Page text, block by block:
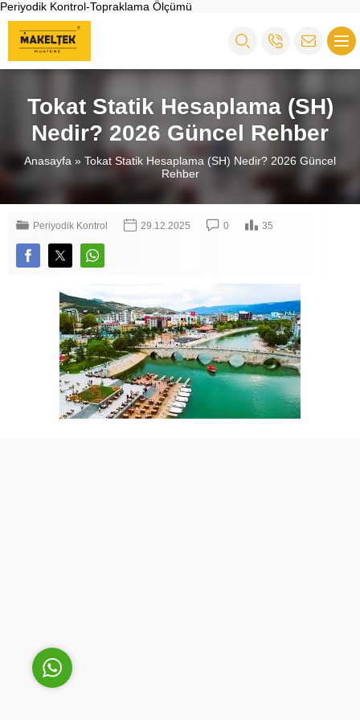
Periyodik Kontrol-Topraklama Ölçümü
Tokat Statik Hesaplama (SH)
Nedir? 2026 Güncel Rehber
Anasayfa » Tokat Statik Hesaplama (SH) Nedir? 2026 Güncel
Rehber
Periyodik Kontrol 29.12.2025 0 35